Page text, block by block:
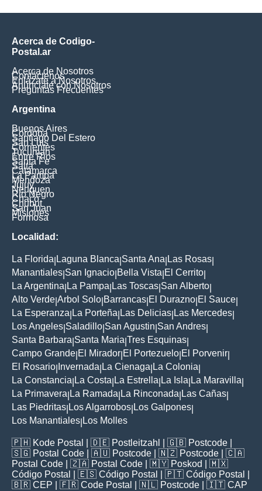
Acerca de Codigo-
Postal.ar
Acerca de Nosotros
Contáctenos
Enlázate a Nosotros
Anúnciate con Nosotros
Preguntas Frecuentes
Argentina
Buenos Aires
Cordoba
Santiago Del Estero
San Luis
Corrientes
Tucuman
Entre Rios
Santa Fe
Salta
Catamarca
La Pampa
Mendoza
Jujuy
Neuquen
Rio Negro
Chaco
Chubut
San Juan
Misiones
Formosa
Localidad:
La Florida Laguna Blanca Santa Ana Las Rosas
Manantiales San Ignacio Bella Vista El Cerrito
La Argentina La Pampa Las Toscas San Alberto
Alto Verde Arbol Solo Barrancas El Durazno El Sauce
La Esperanza La Porteña Las Delicias Las Mercedes
Los Angeles Saladillo San Agustin San Andres
Santa Barbara Santa Maria Tres Esquinas
Campo Grande El Mirador El Portezuelo El Porvenir
El Rosario Invernada La Cienaga La Colonia
La Constancia La Costa La Estrella La Isla La Maravilla
La Primavera La Ramada La Rinconada Las Cañas
Las Piedritas Los Algarrobos Los Galpones
Los Manantiales Los Molles
🇵🇭 Kode Postal | 🇩🇪 Postleitzahl | 🇬🇧 Postcode
🇸🇬 Postal Code | 🇦🇺 Postcode | 🇳🇿 Postcode | 🇨🇦
Postal Code | 🇿🇦 Postal Code | 🇲🇾 Poskod
| 🇲🇽
Código Postal
| 🇪🇸 Código Postal | 🇵🇹 Código Postal
🇧🇷 CEP | 🇫🇷 Code Postal | 🇳🇱 Postcode | 🇮🇹 CAP